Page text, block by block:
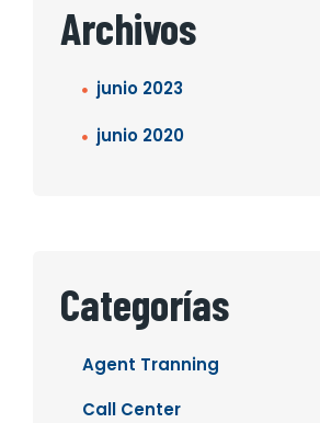
Archivos
junio 2023
junio 2020
Categorías
Agent Tranning
Call Center